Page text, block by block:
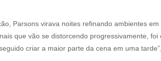
Parsons virava noites refinando ambientes
que vão se distorcendo progressivamente,
criar a maior parte da cena em uma